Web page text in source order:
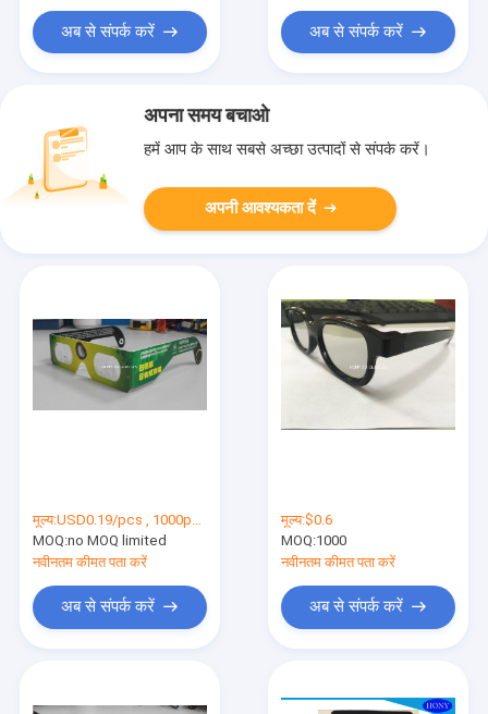
अब से संपर्क करें अब से संपर्क करें
अपना समय बचाओ
हमें आप के साथ सबसे अच्छा उत्पादों से संपर्क करें।
अपनी आवश्यकता दें
मूल्य:USD0.19/pcs , 1000pcs
MOQ:no MOQ limited
नवीनतम कीमत पता करें
अब से संपर्क करें
मूल्य:$0.6
MOQ:1000
नवीनतम कीमत पता करें
अब से संपर्क करें